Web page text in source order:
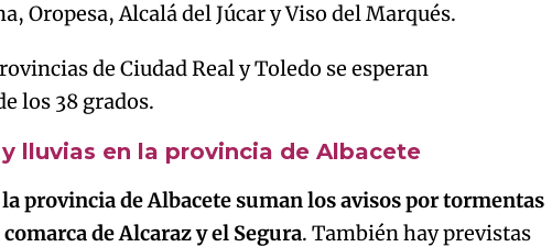
Oropesa, Alcalá del Júcar y Viso del Marqués.
de Ciudad Real y Toledo se esperan
los 38 grados.
lluvias en la provincia de Albacete
provincia de Albacete suman los avisos por tormentas
de Alcaraz y el Segura. También hay previstas